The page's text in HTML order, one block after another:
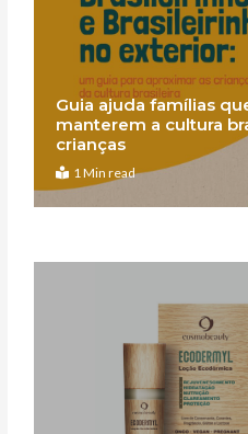
Guia ajuda famílias
manterem a cultura
crianças
1 Min read